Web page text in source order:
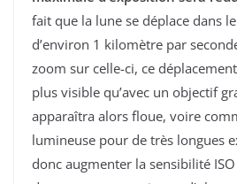
fait que la lune se déplace dans
d’environ 1 kilomètre par
zoom sur celle-ci, ce
plus visible qu’avec un objectif
apparaîtra alors floue, voire
lumineuse pour de très longues
donc augmenter la sensibilité